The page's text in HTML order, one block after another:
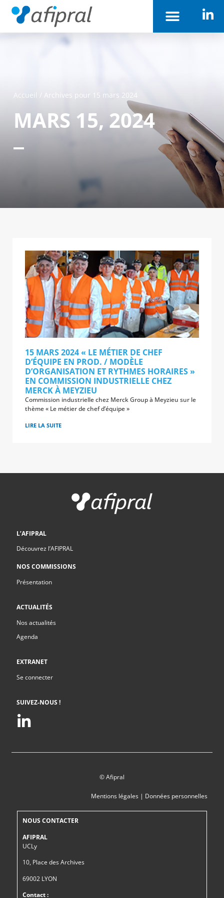
Accueil / Archives pour 15 mars 2024
MARS 15, 2024
15 MARS 2024 « LE MÉTIER DE CHEF
D’ÉQUIPE EN PROD. / MODÈLE
D’ORGANISATION ET RYTHMES HORAIRES »
EN COMMISSION INDUSTRIELLE CHEZ
MERCK À MEYZIEU
Commission industrielle chez Merck Group à Meyzieu sur le
thème « Le métier de chef d’équipe »
LIRE LA SUITE
L’AFIPRAL
Découvrez l’AFIPRAL
NOS COMMISSIONS
Présentation
ACTUALITÉS
Nos actualités
Agenda
EXTRANET
Se connecter
SUIVEZ-NOUS !
© Afipral
Mentions légales| Données personnelles
NOUS CONTACTER
AFIPRAL
UCLy
10, Place des Archives
69002 LYON
Contact :